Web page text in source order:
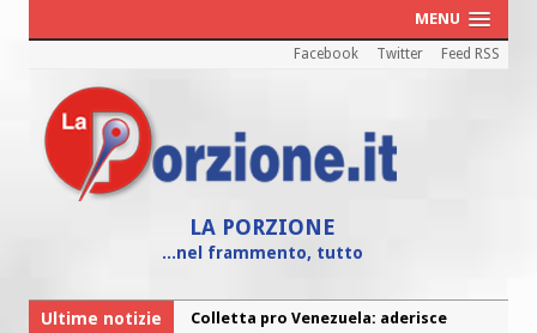
MENU
Facebook Twitter Feed RSS
LA PORZIONE
...nel frammento, tutto
Ultime notizie
Colletta pro Venezuela: aderisce